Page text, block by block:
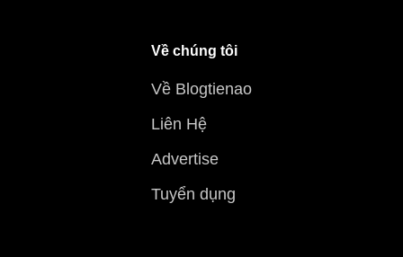
Về chúng tôi
Về Blogtienao
Liên Hệ
Advertise
Tuyển dụng